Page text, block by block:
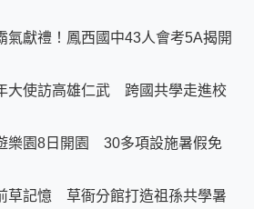
氣獻禮！鳳西國中43人會考5A揭開
大使訪高雄仁武 跨國共學走進校
樂園8日開園 30多項設施暑假免
草記憶 草衙分館打造祖孫共學暑